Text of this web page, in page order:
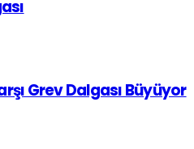
Grev Dalgası Büyüyor